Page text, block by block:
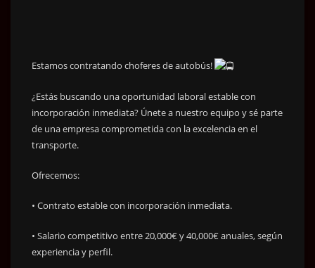
Estamos contratando choferes de autobús!
¿Estás buscando una oportunidad laboral estable con
incorporación inmediata? Únete a nuestro equipo y sé parte
de una empresa comprometida con la excelencia en el
transporte.
Ofrecemos:
• Contrato estable con incorporación inmediata.
• Salario competitivo entre 20,000€ y 40,000€ anuales, según
experiencia y perfil.